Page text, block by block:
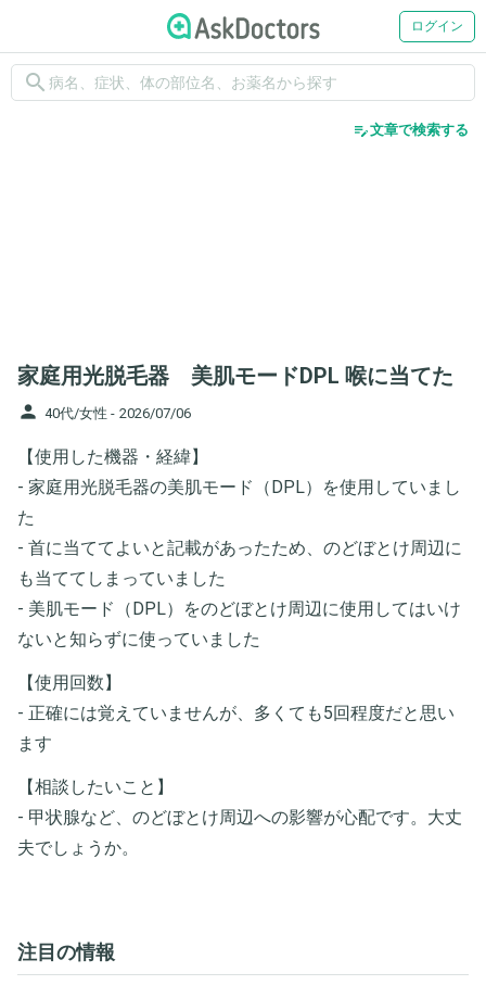
ログイン
search
edit_note文章で検索する
家庭用光脱毛器 美肌モードDPL 喉に当てた
person 40代/女性 - 2026/07/06
【使用した機器・経緯】
- 家庭用光脱毛器の美肌モード（DPL）を使用していまし
た
- 首に当ててよいと記載があったため、のどぼとけ周辺に
も当ててしまっていました
- 美肌モード（DPL）をのどぼとけ周辺に使用してはいけ
ないと知らずに使っていました
【使用回数】
- 正確には覚えていませんが、多くても5回程度だと思い
ます
【相談したいこと】
- 甲状腺など、のどぼとけ周辺への影響が心配です。大丈
夫でしょうか。
注目の情報